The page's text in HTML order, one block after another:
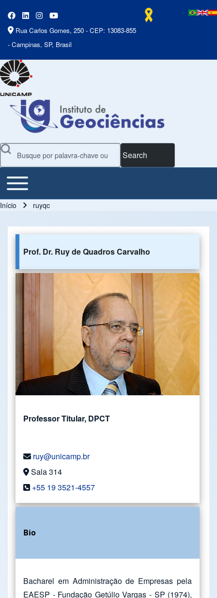
Rua Carlos Gomes, 250 - CEP: 13083-855
- Campinas, SP, Brasil
Search
Main Menu
Toggle main menu
Início ruyqc
Prof. Dr. Ruy de Quadros Carvalho
Professor Titular, DPCT
ruy@unicamp.br
Sala 314
+55 19 3521-4557
Bio
Bacharel em Administração de Empresas pela
EAESP - Fundação Getúlio Vargas - SP (1974),